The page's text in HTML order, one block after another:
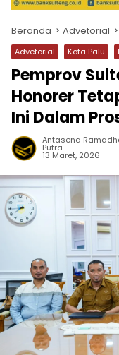
Beranda Advetorial
Advetorial Kota Palu
Pemprov
Honorer
Ini Dalam
Antasena
Putra
13 Maret, 2026